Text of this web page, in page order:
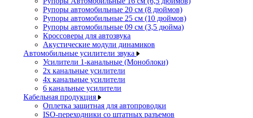
Рупоры автомобильные 20 см (8 дюймов)
Рупоры автомобильные 25 см (10 дюймов)
Рупоры автомобильные 09 см (3,5 дюйма)
Кроссоверы для автозвука
Акустические модули динамиков
Автомобильные усилители звука
Усилители 1-канальные (Моноблоки)
2х канальные усилители
4х канальные усилители
6 канальные усилители
Кабельная продукция
Оплетка защитная для автопроводки
ISO-переходники со штатных разъемов